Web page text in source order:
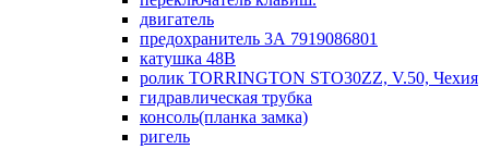
двигатель
предохранитель 3А 7919086801
катушка 48В
ролик TORRINGTON STO30ZZ, V.50, Чехия
гидравлическая трубка
консоль(планка замка)
ригель